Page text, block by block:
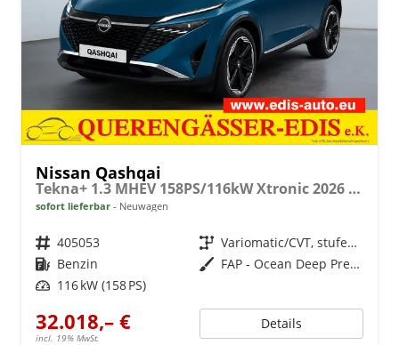
Nissan Qashqai
Tekna+ 1.3 MHEV 158PS/116kW Xtronic 2026 +20"ALU+PANO+BOSE+HuD
sofort lieferbar Neuwagen
Fahrzeugnr. 405053 Getriebe
Variomatic/CVT, stufenlos
Kraftstoff Benzin Außenfarbe
FAP - Ocean Deep Premium Met.
Leistung 116 kW (158 PS)
32.018,– €
incl. 19% MwSt.
Details